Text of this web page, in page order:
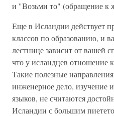
и "Возьми то" (обращение к
Еще в Исландии действует
классов по образованию, и
лестнице зависит от вашей
что у исландцев отношение
Такие полезные
инженерное дело, изучение
языков, не считаются
Исландии с большим